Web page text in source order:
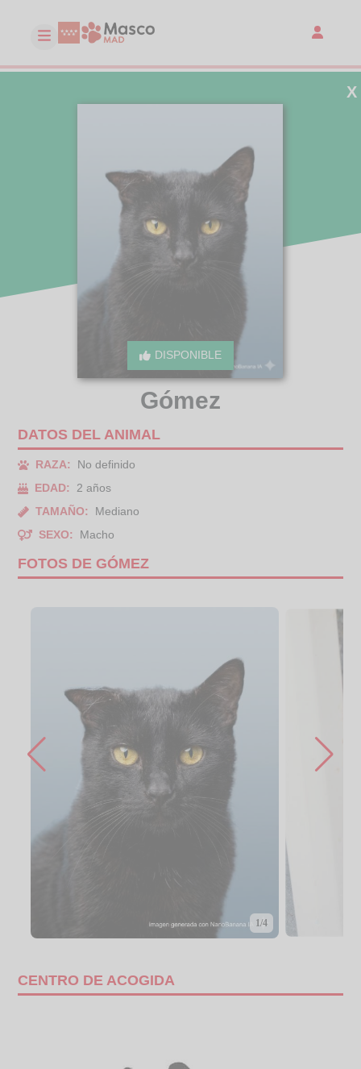
DISPONIBLE
X
Gómez
DATOS DEL ANIMAL
RAZA:
No definido
EDAD:
2 años
TAMAÑO:
Mediano
SEXO:
Macho
FOTOS DE GÓMEZ
1/4
CENTRO DE ACOGIDA